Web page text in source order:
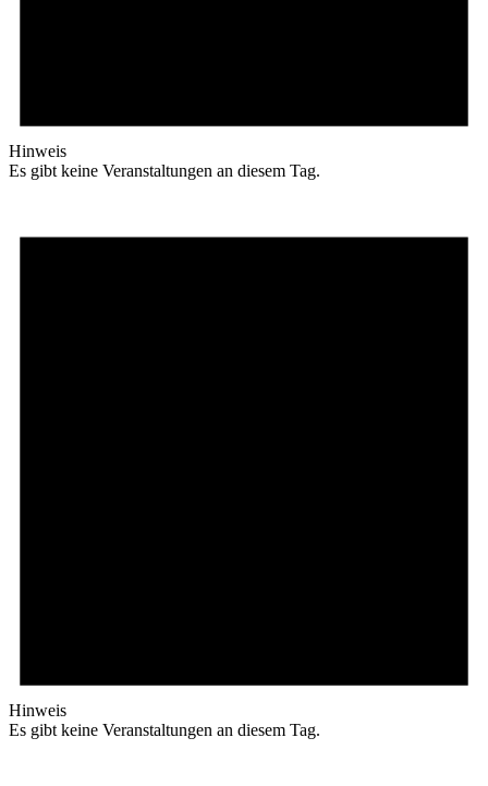
Hinweis
Es gibt keine Veranstaltungen an diesem Tag.
Hinweis
Es gibt keine Veranstaltungen an diesem Tag.